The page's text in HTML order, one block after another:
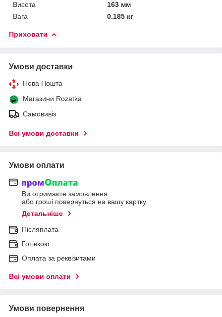
Висота
163 мм
Вага
0.185 кг
Приховати
Умови доставки
Нова Пошта
Магазини Rozetka
Самовивіз
Всі умови доставки
Умови оплати
Ви отримаєте замовлення
або гроші повернуться на вашу картку
Детальніше
Післяплата
Готівкою
Оплата за реквізитами
Всі умови оплати
Умови повернення